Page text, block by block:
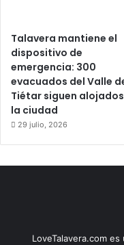
Talavera mantiene el
dispositivo de
emergencia: 300
evacuados del Valle
Tiétar siguen
la ciudad
29 julio, 2026
LoveTalavera.com es